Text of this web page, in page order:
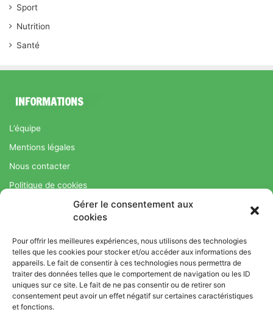
Gérer le consentement aux
cookies
Pour offrir les meilleures expériences, nous utilisons des technologies
telles que les cookies pour stocker et/ou accéder aux informations des
appareils. Le fait de consentir à ces technologies nous permettra de
traiter des données telles que le comportement de navigation ou les ID
uniques sur ce site. Le fait de ne pas consentir ou de retirer son
consentement peut avoir un effet négatif sur certaines caractéristiques
et fonctions.
Sport
Nutrition
Santé
INFORMATIONS
L’équipe
Mentions légales
Nous contacter
Politique de cookies
Régime Savoir Maigrir.fr : La méthode Jean-Michel Cohen pour
une perte de poids durable
© Copyright 2026, Tous droits réservés |Bromance
Bien-Être : Yoga, Bien-être, Nutrition et Sport
L’équipe